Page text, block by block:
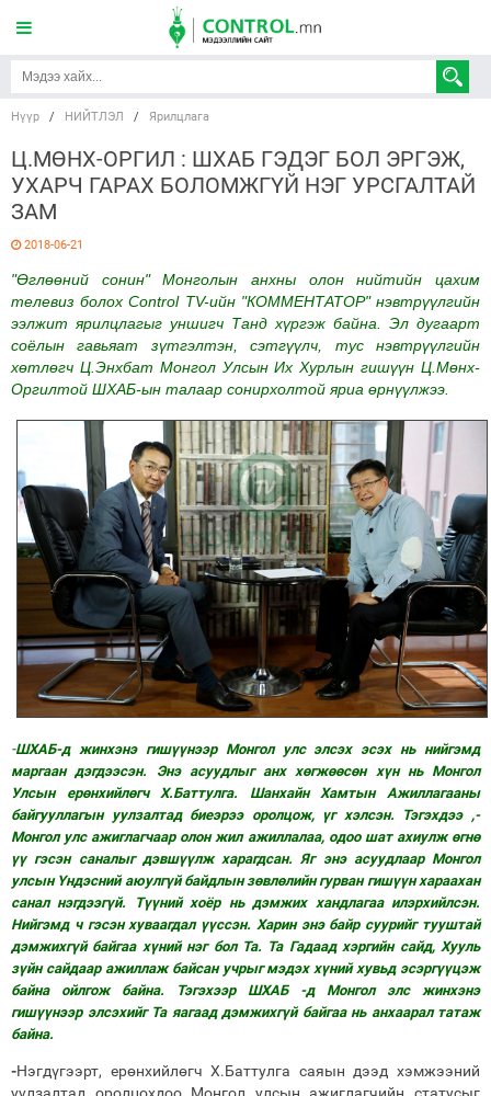
Нүүр / НИЙТЛЭЛ / Ярилцлага
Ц.МӨНХ-ОРГИЛ : ШХАБ ГЭДЭГ БОЛ ЭРГЭЖ,
УХАРЧ ГАРАХ БОЛОМЖГҮЙ НЭГ УРСГАЛТАЙ
ЗАМ
2018-06-21
"Өглөөний сонин" Монголын анхны олон нийтийн цахим
телевиз болох Control TV-ийн "КОММЕНТАТОР" нэвтрүүлгийн
ээлжит ярилцлагыг уншигч Танд хүргэж байна. Эл дугаарт
соёлын гавьяат зүтгэлтэн, сэтгүүлч, тус нэвтрүүлгийн
хөтлөгч Ц.Энхбат Монгол Улсын Их Хурлын гишүүн Ц.Мөнх-
Оргилтой ШХАБ-ын талаар сонирхолтой яриа өрнүүлжээ.
-ШХАБ-д жинхэнэ гишүүнээр Монгол улс элсэх эсэх нь нийгэмд
маргаан дэгдээсэн. Энэ асуудлыг анх хөгжөөсөн хүн нь Монгол
Улсын ерөнхийлөгч Х.Баттулга. Шанхайн Хамтын Ажиллагааны
байгууллагын уулзалтад биеэрээ оролцож, үг хэлсэн. Тэгэхдээ ,-
Монгол улс ажиглагчаар олон жил ажиллалаа, одоо шат ахиулж өгнө
үү гэсэн саналыг дэвшүүлж харагдсан. Яг энэ асуудлаар Монгол
улсын Үндэсний аюулгүй байдлын зөвлөлийн гурван гишүүн хараахан
санал нэгдээгүй. Түүний хоёр нь дэмжих хандлагаа илэрхийлсэн.
Нийгэмд ч гэсэн хуваагдал үүссэн. Харин энэ байр суурийг тууштай
дэмжихгүй байгаа хүний нэг бол Та. Та Гадаад хэргийн сайд, Хууль
зүйн сайдаар ажиллаж байсан учрыг мэдэх хүний хувьд эсэргүүцэж
байна ойлгож байна. Тэгэхээр ШХАБ -д Монгол элс жинхэнэ
гишүүнээр элсэхийг Та яагаад дэмжихгүй байгаа нь анхаарал татаж
байна.
-Нэгдүгээрт, ерөнхийлөгч Х.Баттулга саяын дээд хэмжээний
уулзалтад оролцохдоо Монгол улсын ажиглагчийн статусыг